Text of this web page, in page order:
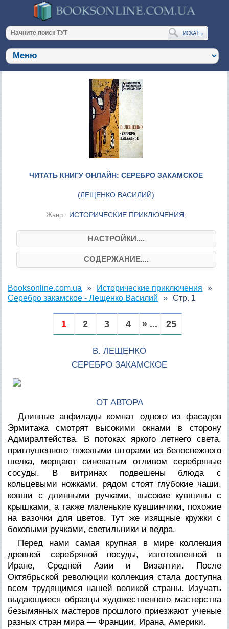
ЧИТАТЬ КНИГУ ОНЛАЙН: СЕРЕБРО ЗАКАМСКОЕ
(ЛЕЩЕНКО ВАСИЛИЙ)
Жанр : ИСТОРИЧЕСКИЕ ПРИКЛЮЧЕНИЯ;
НАСТРОЙКИ....
СОДЕРЖАНИЕ....
Booksonline.com.ua
Исторические приключения
Серебро закамское - Лещенко Василий
Стр. 1
1 2 3 4 » ... 25
В. ЛЕЩЕНКО
СЕРЕБРО ЗАКАМСКОЕ
ОТ АВТОРА
Длинные анфилады комнат одного из фасадов
Эрмитажа смотрят высокими окнами в сторону
Адмиралтейства. В потоках яркого летнего света,
приглушенного тяжелыми шторами из белоснежного
шелка, мерцают синеватым отливом серебряные
сосуды. В витринах подвешены блюда с
кольцевыми ножками, рядом стоят глубокие чаши,
ковши с длинными ручками, высокие кувшины с
крышками, а также маленькие кувшинчики, похожие
на вазочки для цветов. Тут же изящные кружки с
боковыми ручками, светильники и ведра.
Перед нами самая крупная в мире коллекция
древней серебряной посуды, изготовленной в
Иране, Средней Азии и Византии. После
Октябрьской революции коллекция стала доступна
всем трудящимся нашей великой страны. Изучать
выдающиеся образцы художественного мастерства
безымянных мастеров прошлого приезжают ученые
разных стран мира — Франции, Ирана, Америки.